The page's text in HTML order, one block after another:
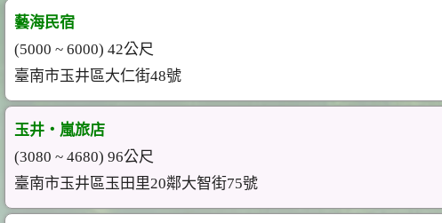
藝海民宿
(5000 ~ 6000) 42公尺
臺南市玉井區大仁街48號
玉井‧嵐旅店
(3080 ~ 4680) 96公尺
臺南市玉井區玉田里20鄰大智街75號